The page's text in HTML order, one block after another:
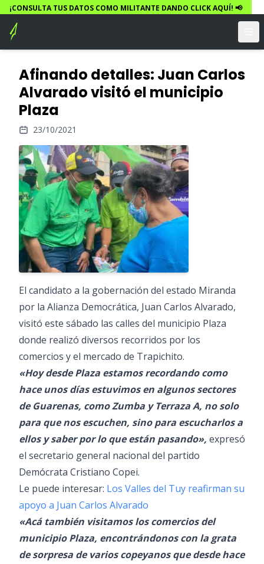
¡CONSULTA TUS DATOS COMO MILITANTE DANDO CLICK AQUÍ! 📢
Afinando detalles: Juan Carlos
Alvarado visitó el municipio
Plaza
23/10/2021
El candidato a la gobernación del estado Miranda
por la Alianza Democrática, Juan Carlos Alvarado,
visitó este sábado las calles del municipio Plaza
donde realizó diversos recorridos por los
comercios y el mercado de Trapichito.
«Hoy desde Plaza estamos recordando como
hace unos días estuvimos en algunos sectores
de Guarenas, como Zumba y Terraza A, no solo
para que nos escuchen, sino para escucharlos a
ellos y saber por lo que están pasando», expresó
el secretario general nacional del partido
Demócrata Cristiano Copei.
Le puede interesar: Los Valles del Tuy reafirman su
apoyo a Juan Carlos Alvarado
«Acá también visitamos los comercios del
municipio Plaza, encontrándonos con la grata
de sorpresa de varios copeyanos que desde hace